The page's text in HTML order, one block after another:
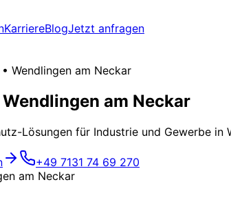
KarriereBlogJetzt anfragen
Wendlingen am Neckar
am Neckar
Lösungen für Industrie und Gewerbe
+49 7131 74 69 270